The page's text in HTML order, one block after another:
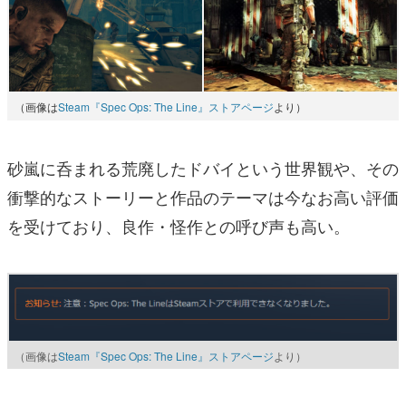
（画像はSteam『Spec Ops: The Line』ストアページより）
砂嵐に呑まれる荒廃したドバイという世界観や、その
衝撃的なストーリーと作品のテーマは今なお高い評価
を受けており、良作・怪作との呼び声も高い。
（画像はSteam『Spec Ops: The Line』ストアページより）